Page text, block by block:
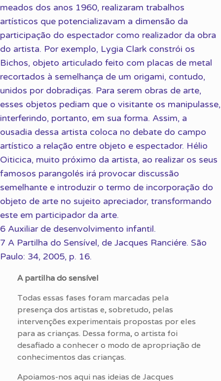
meados dos anos 1960, realizaram trabalhos
artísticos que potencializavam a dimensão da
participação do espectador como realizador da obra
do artista. Por exemplo, Lygia Clark constrói os
Bichos, objeto articulado feito com placas de metal
recortados à semelhança de um origami, contudo,
unidos por dobradiças. Para serem obras de arte,
esses objetos pediam que o visitante os manipulasse,
interferindo, portanto, em sua forma. Assim, a
ousadia dessa artista coloca no debate do campo
artístico a relação entre objeto e espectador. Hélio
Oiticica, muito próximo da artista, ao realizar os seus
famosos parangolés irá provocar discussão
semelhante e introduzir o termo de incorporação do
objeto de arte no sujeito apreciador, transformando
este em participador da arte.
6 Auxiliar de desenvolvimento infantil.
7 A Partilha do Sensível, de Jacques Ranciére. São
Paulo: 34, 2005, p. 16.
A partilha do sensível
Todas essas fases foram marcadas pela
presença dos artistas e, sobretudo, pelas
intervenções experimentais propostas por eles
para as crianças. Dessa forma, o artista foi
desafiado a conhecer o modo de apropriação de
conhecimentos das crianças.
Apoiamos-nos aqui nas ideias de Jacques